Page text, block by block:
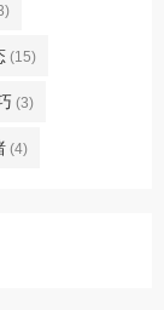
(15)
(3)
(4)